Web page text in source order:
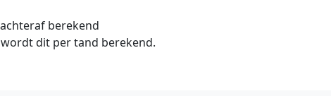
berekend
dit per tand berekend.